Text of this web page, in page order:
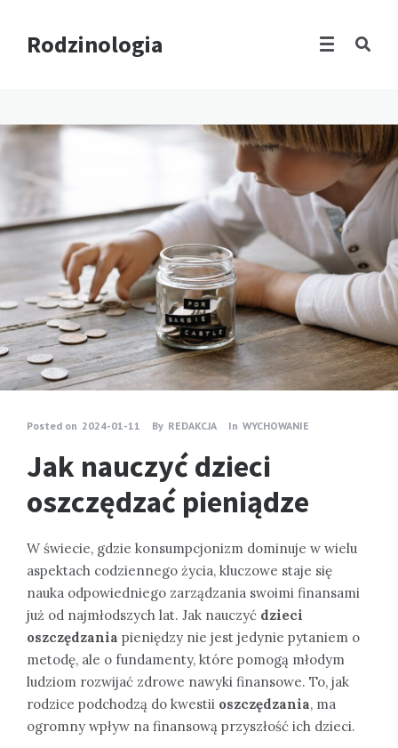
Rodzinologia
Posted on 2024-01-11 By REDAKCJA In WYCHOWANIE
Jak nauczyć dzieci
oszczędzać pieniądze
W świecie, gdzie konsumpcjonizm dominuje w wielu
aspektach codziennego życia, kluczowe staje się
nauka odpowiedniego zarządzania swoimi finansami
już od najmłodszych lat. Jak nauczyć dzieci
oszczędzania pieniędzy nie jest jedynie pytaniem o
metodę, ale o fundamenty, które pomogą młodym
ludziom rozwijać zdrowe nawyki finansowe. To, jak
rodzice podchodzą do kwestii oszczędzania, ma
ogromny wpływ na finansową przyszłość ich dzieci.